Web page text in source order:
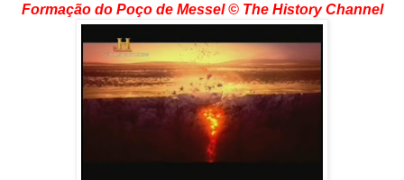
Formação do Poço de Messel © The History Channel